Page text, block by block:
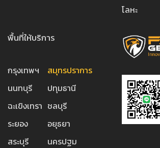
โลหะ
พื้นที่ให้บริการ
กรุงเทพฯ
สมุทรปราการ
นนทบุรี
ปทุมธานี
ฉะเขิงเทรา ชลบุรี
ระยอง
อยุธยา
สระบุรี
นครปฐม